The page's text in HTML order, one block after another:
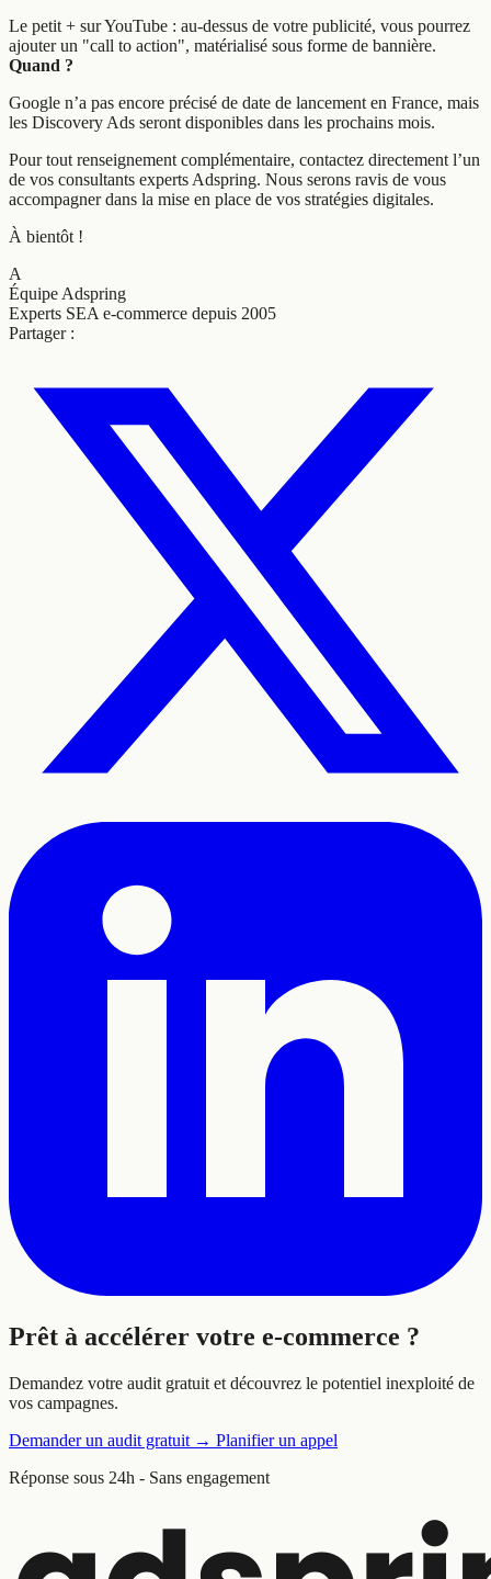
Le petit + sur YouTube : au-dessus de votre publicité, vous pourrez
ajouter un "call to action", matérialisé sous forme de bannière.
Quand ?
Google n’a pas encore précisé de date de lancement en France, mais
les Discovery Ads seront disponibles dans les prochains mois.
Pour tout renseignement complémentaire, contactez directement l’un
de vos consultants experts Adspring. Nous serons ravis de vous
accompagner dans la mise en place de vos stratégies digitales.
À bientôt !
A
Équipe Adspring
Experts SEA e-commerce depuis 2005
Partager :
Prêt à accélérer votre e-commerce ?
Demandez votre audit gratuit et découvrez le potentiel inexploité de
vos campagnes.
Demander un audit gratuit → Planifier un appel
Réponse sous 24h - Sans engagement